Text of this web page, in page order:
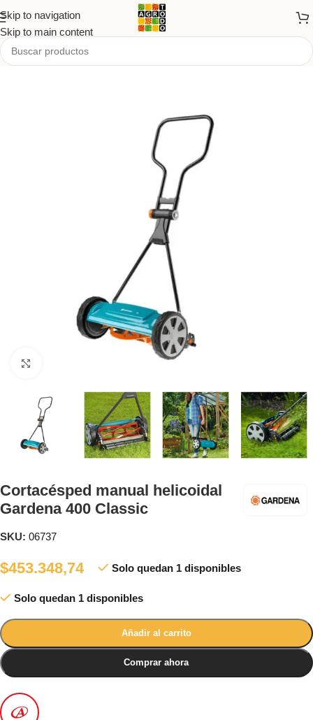
Skip to navigation
Skip to main content
Tienda
Cortacésped manual helicoidal
Gardena 400 Classic
SKU: 06737
$453.348,74 Solo quedan 1 disponibles
Solo quedan 1 disponibles
Añadir al carrito
Comprar ahora